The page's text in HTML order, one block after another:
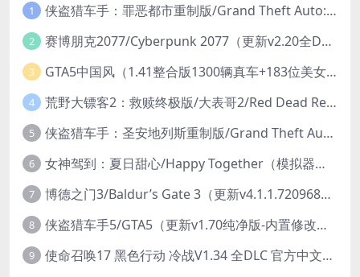
1 侠盗猎车手：罪恶都市重制版/Grand Theft Auto: Vice City – The Definitive Edition
2 赛博朋克2077/Cyberpunk 2077（更新v2.20全DLC）
3 GTA5中国风（1.41整合版1300辆真车+183位美女与英雄+200%存档）
4 荒野大镖客2：救赎终极版/大表哥2/Red Dead Redemption 2: Ultimate Edition（更新v1491.50终极版）
5 侠盗猎车手：圣安地列斯重制版/Grand Theft Auto: San Andreas – The Definitive Edition（更新v1.113.49697469）
6 女神驾到：夏日甜心/Happy Together（模拟器版-升级豪华终极珍藏版+全DLC）
7 博德之门3/Baldur’s Gate 3（更新v4.1.1.7209685）
8 侠盗猎车手5/GTA5（更新v1.70纯净版-内置修改器+通关存档）
9
使命召唤17 黑色行动 冷战V1.34 全DLC 官方中文版COD17